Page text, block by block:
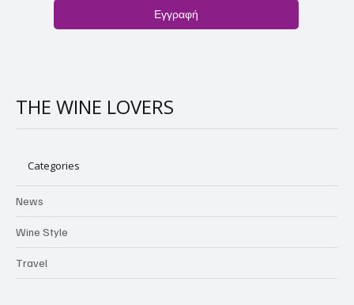
Εγγραφή
THE WINE LOVERS
Categories
News
Wine Style
Travel